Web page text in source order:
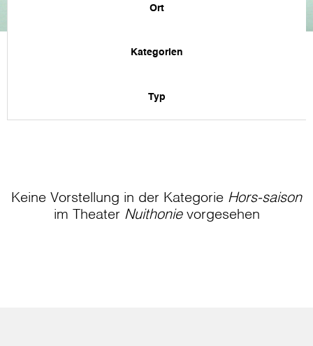
Ort
Kategorien
Typ
Keine Vorstellung in der Kategorie Hors-saison
im Theater Nuithonievorgesehen